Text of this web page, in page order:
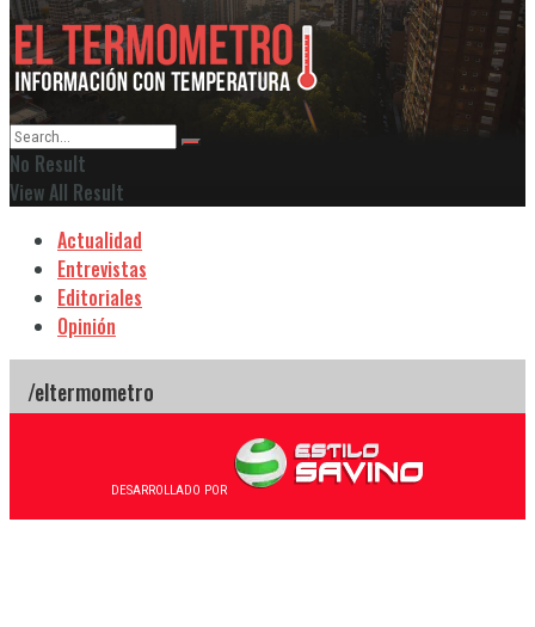
No Result
View All Result
Actualidad
Entrevistas
Editoriales
Opinión
DESARROLLADO POR